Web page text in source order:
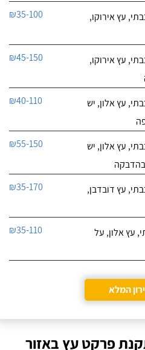
עץ אירוקו,
₪35-100
עץ אירוקו,
₪45-150
עץ אלון, יש
₪40-110
עץ אלון, יש
₪55-150
עץ דובדבן,
₪35-170
עץ אלון, על
₪35-110
המלא
פרקט עץ באזור